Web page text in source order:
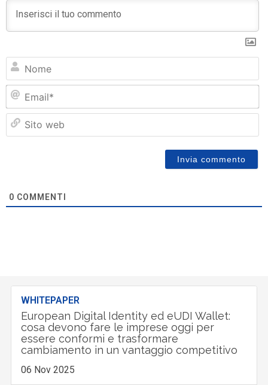
0 COMMENTI
WHITEPAPER
European Digital Identity ed eUDI Wallet:
cosa devono fare le imprese oggi per
essere conformi e trasformare
cambiamento in un vantaggio competitivo
06 Nov 2025